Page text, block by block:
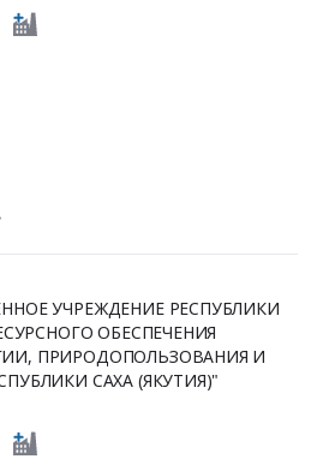
УЧРЕЖДЕНИЕ РЕСПУБЛИКИ
ОБЕСПЕЧЕНИЯ
ПРИРОДОПОЛЬЗОВАНИЯ И
САХА (ЯКУТИЯ)"